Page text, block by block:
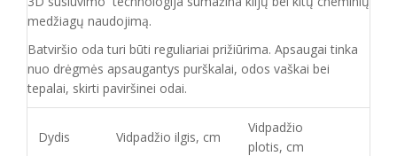
medžiagų naudojimą.
Batviršio oda turi būti reguliariai prižiūrima. Apsaugai tinka
nuo drėgmės apsaugantys purškalai, odos vaškai bei
tepalai, skirti paviršinei odai.
Dydis Vidpadžio ilgis, cm
Vidpadžio
plotis, cm